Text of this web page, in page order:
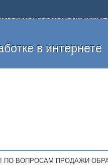
о заработке и работе в
вы знаете, что определенный
и регистрации уже сегодня.
в интернете
ВОПРОСАМ ПРОДАЖИ